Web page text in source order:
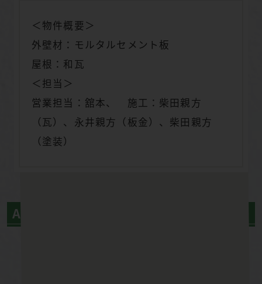
＜物件概要＞
外壁材：モルタルセメント板
屋根：和瓦
＜担当＞
営業担当：舘本、 施工：柴田親方
（瓦）、永井親方（板金）、柴田親方
（塗装）
After